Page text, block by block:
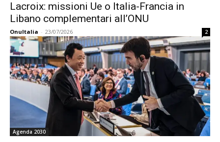
Lacroix: missioni Ue o Italia-Francia in
Libano complementari all’ONU
OnuItalia - 23/07/2026 2
Agenda 2030